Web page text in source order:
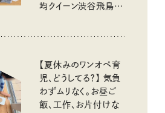
均クイーン渋谷飛鳥の
【夏休みのワンオペ育
児、どうしてる？】 気負
わずムリなく。お昼ご
飯、工作、お片付けな